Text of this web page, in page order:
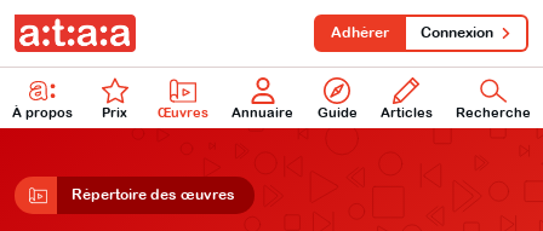
À propos Prix Œuvres Annuaire Guide Articles Recherche
Adhérer Connexion
Répertoire des œuvres